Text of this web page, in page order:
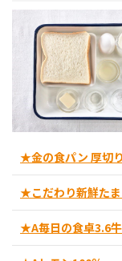
★金の食パン 厚切
★こだわり新鮮た
★A毎日の食卓3.6